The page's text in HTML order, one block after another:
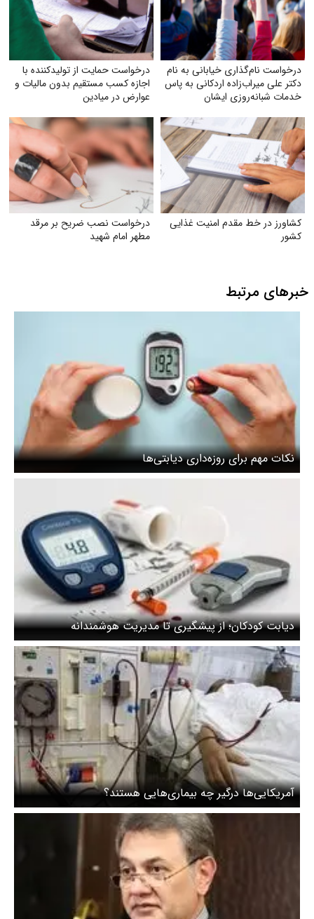
درخواست نام‌گذاری خیابانی به نام
دکتر علی میراب‌زاده اردکانی به پاس
خدمات شبانه‌روزی ایشان
درخواست حمایت از تولیدکننده با
اجازه کسب مستقیم بدون مالیات و
عوارض در میادین
کشاورز در خط مقدم امنیت غذایی
کشور
درخواست نصب ضریح بر مرقد
مطهر امام شهید
خبرهای مرتبط
نکات مهم برای روزه‌داری دیابتی‌ها
دیابت کودکان؛ از پیشگیری تا مدیریت هوشمندانه
آمریکایی‌ها درگیر چه بیماری‌هایی هستند؟